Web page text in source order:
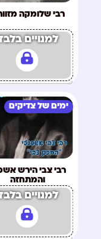
רבי שלומקה
למנויים
ימים של צדיקים
רבי צבי הירש
והמתחזה
למנויים